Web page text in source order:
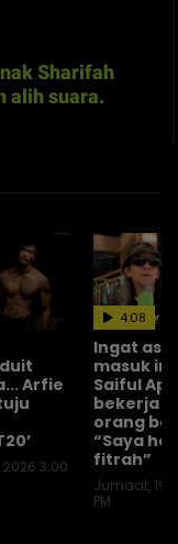
Sharifah
alih suara.
Arfie
3:00
Ingat
masuk
Saiful
bekerja
orang
“Saya
fitrah”
Jumaat, 19
PM
4:08